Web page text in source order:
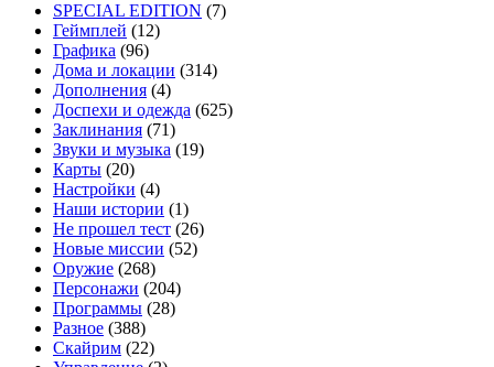
SPECIAL EDITION (7)
Геймплей (12)
Графика (96)
Дома и локации (314)
Дополнения (4)
Доспехи и одежда (625)
Заклинания (71)
Звуки и музыка (19)
Карты (20)
Настройки (4)
Наши истории (1)
Не прошел тест (26)
Новые миссии (52)
Оружие (268)
Персонажи (204)
Программы (28)
Разное (388)
Скайрим (22)